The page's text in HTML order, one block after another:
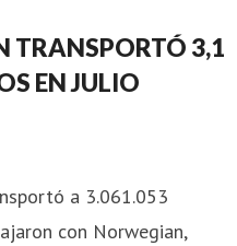
TRANSPORTÓ 3,1
EN JULIO
a 3.061.053
con Norwegian,